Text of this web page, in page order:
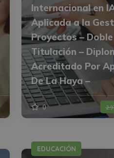
Internacional en
Aplicada a la
Proyectos – Doble
Titulación –
Acreditado Por
De La Haya –
0
EDUCACIÓN